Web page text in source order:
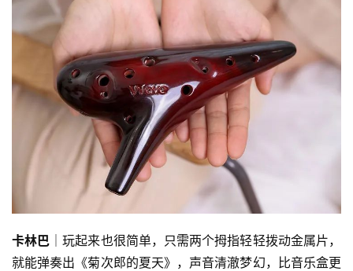
卡林巴 │玩起来也很简单，只需两个拇指轻轻拨动金属片，
就能弹奏出《菊次郎的夏天》，声音清澈梦幻，比音乐盒更